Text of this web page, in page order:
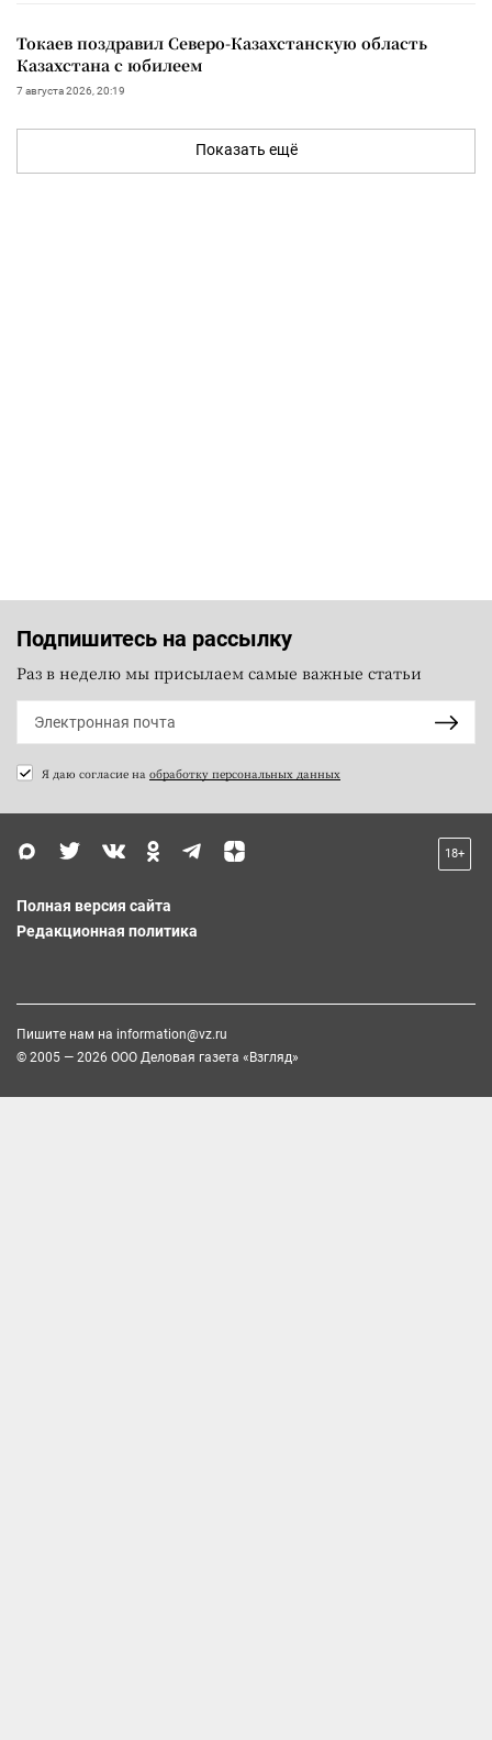
Токаев поздравил Северо-Казахстанскую область
Казахстана с юбилеем
7 августа 2026, 20:19
Показать ещё
Подпишитесь на рассылку
Раз в неделю мы присылаем самые важные статьи
Я даю согласие на обработку персональных данных
18+
Полная версия сайта
Редакционная политика
Пишите нам на information@vz.ru
© 2005 — 2026 ООО Деловая газета «Взгляд»